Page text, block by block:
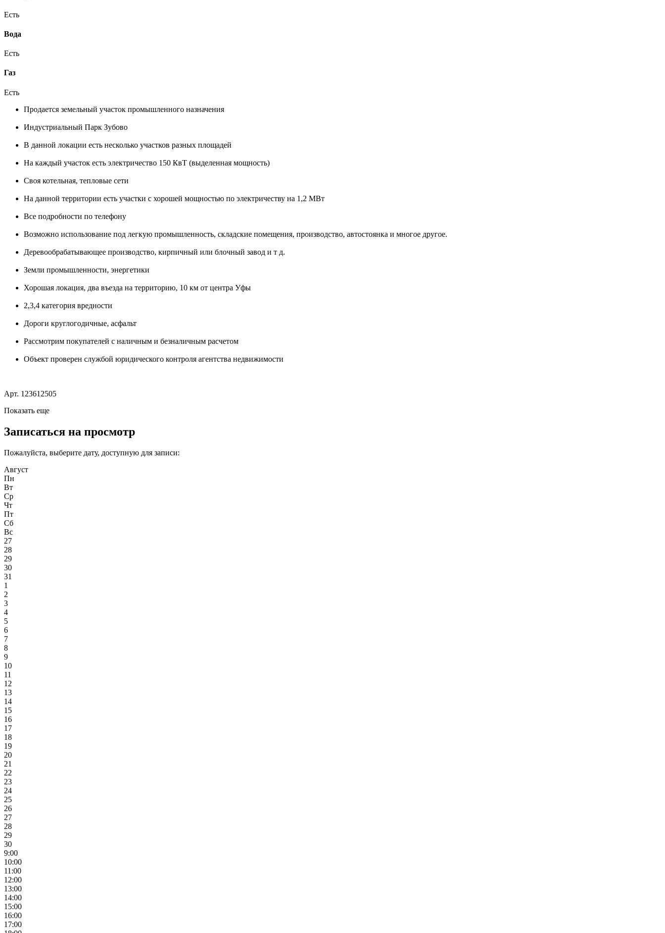
Есть
Вода
Есть
Газ
Есть
Продается земельный участок промышленного назначения
Индустриальный Парк Зубово
В данной локации есть несколько участков разных площадей
На каждый участок есть электричество 150 КвТ (выделенная мощность)
Своя котельная, тепловые сети
На данной территории есть участки с хорошей мощностью по электричеству на 1,2 МВт
Все подробности по телефону
Возможно использование под легкую промышленность, складские помещения, производство, автостоянка и многое другое.
Деревообрабатывающее производство, кирпичный или блочный завод и т д.
Земли промышленности, энергетики
Хорошая локация, два въезда на территорию, 10 км от центра Уфы
2,3,4 категория вредности
Дороги круглогодичные, асфальт
Рассмотрим покупателей с наличным и безналичным расчетом
Объект проверен службой юридического контроля агентства недвижимости
Арт. 123612505
Показать еще
Записаться на просмотр
Пожалуйста, выберите дату, доступную для записи:
Август
Пн
Вт
Ср
Чт
Пт
Сб
Вс
27
28
29
30
31
1
2
3
4
5
6
7
8
9
10
11
12
13
14
15
16
17
18
19
20
21
22
23
24
25
26
27
28
29
30
9:00
10:00
11:00
12:00
13:00
14:00
15:00
16:00
17:00